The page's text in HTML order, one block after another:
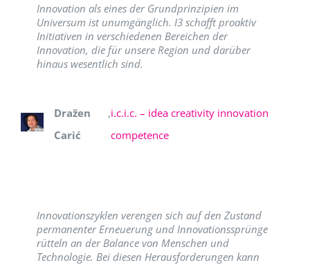
Innovation als eines der Grundprinzipien im
Universum ist unumgänglich. I3 schafft proaktiv
Initiativen in verschiedenen Bereichen der
Innovation, die für unsere Region und darüber
hinaus wesentlich sind.
Dražen
Carić
,i.c.i.c. – idea creativity innovation
competence
Innovationszyklen verengen sich auf den Zustand
permanenter Erneuerung und Innovationssprünge
rütteln an der Balance von Menschen und
Technologie. Bei diesen Herausforderungen kann